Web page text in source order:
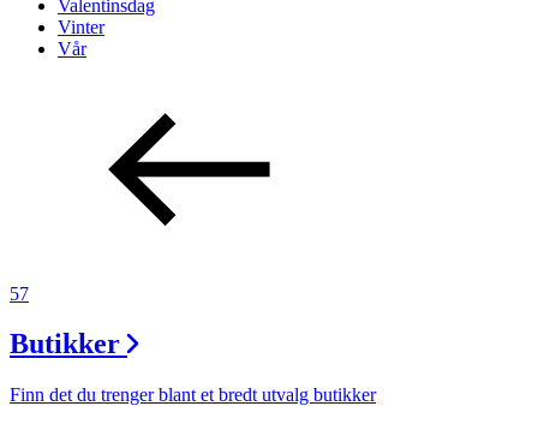
Valentinsdag
Vinter
Vår
57
Butikker
Finn det du trenger blant et bredt utvalg butikker